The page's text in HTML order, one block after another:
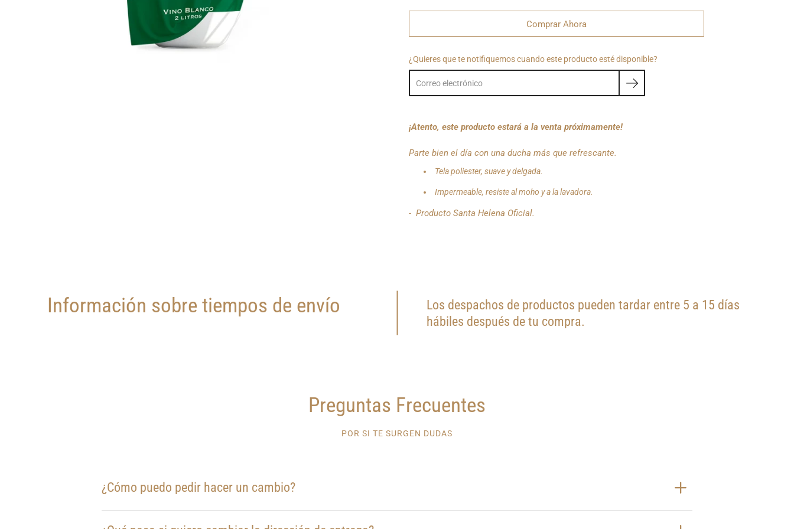
Comprar Ahora
¿Quieres que te notifiquemos cuando este producto esté disponible?
¡Atento, este producto estará a la venta próximamente!
Parte bien el día con una ducha más que refrescante.
Tela poliester, suave y delgada.
Impermeable, resiste al moho y a la lavadora.
- Producto Santa Helena Oficial.
Información sobre tiempos de envío
Los despachos de productos pueden tardar entre 5 a 15 días
hábiles después de tu compra.
Preguntas Frecuentes
POR SI TE SURGEN DUDAS
¿Cómo puedo pedir hacer un cambio?